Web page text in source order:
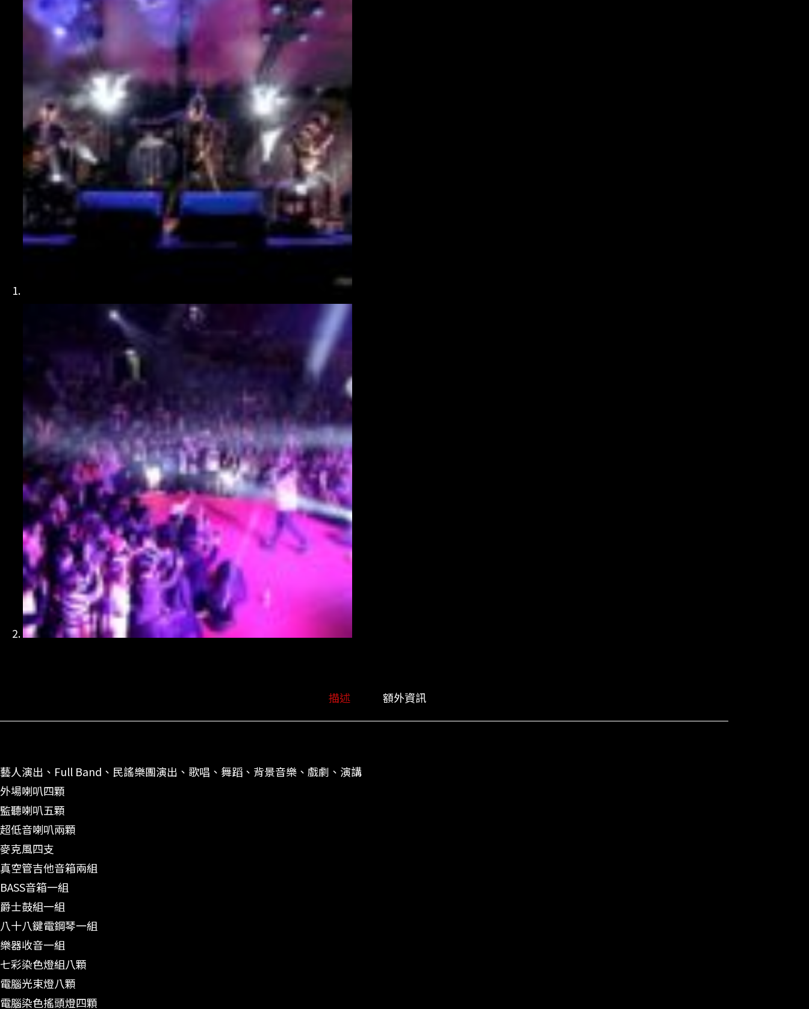
描述 額外資訊
藝人演出、Full Band、民謠樂團演出、歌唱、舞蹈、背景音樂、戲劇、演講
外場喇叭四顆
監聽喇叭五顆
超低音喇叭兩顆
麥克風四支
真空管吉他音箱兩組
BASS音箱一組
爵士鼓組一組
八十八鍵電鋼琴一組
樂器收音一組
七彩染色燈組八顆
電腦光束燈八顆
電腦染色搖頭燈四顆